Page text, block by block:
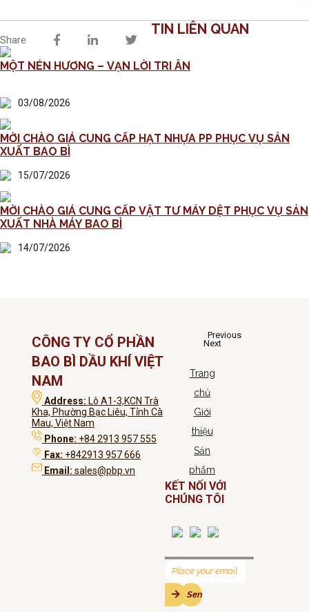
Previous
Next
Share
TIN LIÊN QUAN
MỘT NÉN HƯƠNG – VẠN LỜI TRI ÂN
03/08/2026
MỜI CHÀO GIÁ CUNG CẤP HẠT NHỰA PP PHỤC VỤ SẢN
XUẤT BAO BÌ
15/07/2026
MỜI CHÀO GIÁ CUNG CẤP VẬT TƯ MÁY DỆT PHỤC VỤ SẢN
XUẤT NHÀ MÁY BAO BÌ
14/07/2026
CÔNG TY CỔ PHẦN
BAO BÌ DẦU KHÍ VIỆT
NAM
Address: Lô A1-3,KCN Trà
Kha, Phường Bạc Liêu, Tỉnh Cà
Mau, Việt Nam
Phone: +84 2913 957 555
Fax: +842913 957 666
Email: sales@pbp.vn
Trang
chủ
Giới
thiệu
Sản
phẩm
KẾT NỐI VỚI
CHÚNG TÔI